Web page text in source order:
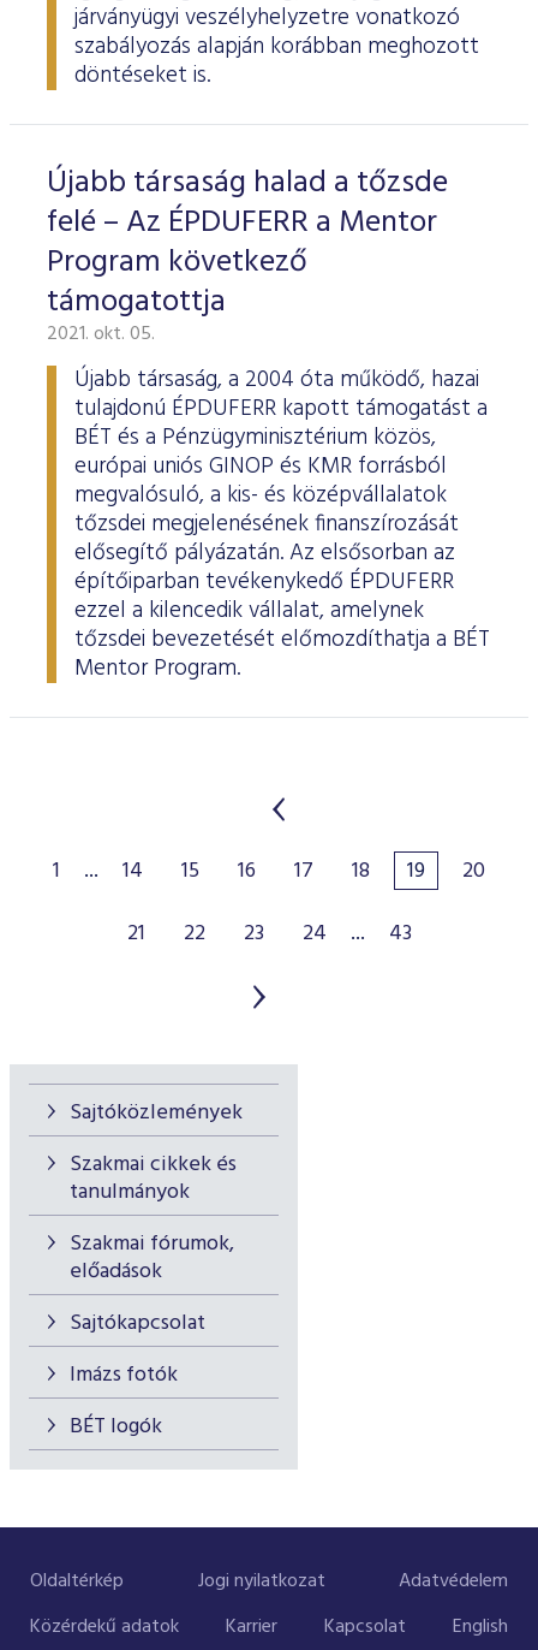
Sajtóközlemények
Szakmai cikkek és
tanulmányok
Szakmai fórumok,
előadások
Sajtókapcsolat
Imázs fotók
BÉT logók
járványügyi veszélyhelyzetre vonatkozó
szabályozás alapján korábban meghozott
döntéseket is.
Újabb társaság halad a tőzsde
felé – Az ÉPDUFERR a Mentor
Program következő
támogatottja
2021. okt. 05.
Újabb társaság, a 2004 óta működő, hazai
tulajdonú ÉPDUFERR kapott támogatást a
BÉT és a Pénzügyminisztérium közös,
európai uniós GINOP és KMR forrásból
megvalósuló, a kis- és középvállalatok
tőzsdei megjelenésének finanszírozását
elősegítő pályázatán. Az elsősorban az
építőiparban tevékenykedő ÉPDUFERR
ezzel a kilencedik vállalat, amelynek
tőzsdei bevezetését előmozdíthatja a BÉT
Mentor Program.
1 ... 14 15 16 17 18 19
20
21
22 23 24 ... 43
Oldaltérkép Jogi nyilatkozat
Adatvédelem
Közérdekű adatok
Karrier Kapcsolat English